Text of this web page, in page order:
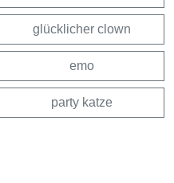
glücklicher clown
emo
party katze